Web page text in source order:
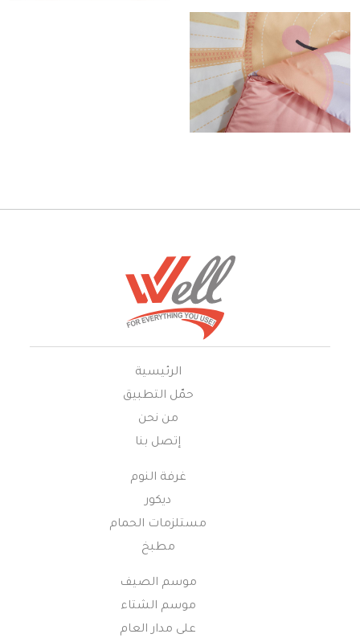
الرئيسية
حمّل التطبيق
من نحن
إتصل بنا
غرفة النوم
ديكور
مستلزمات الحمام
مطبخ
موسم الصيف
موسم الشتاء
على مدار العام